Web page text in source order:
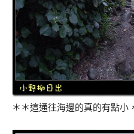
＊＊這通往海邊的真的有點小